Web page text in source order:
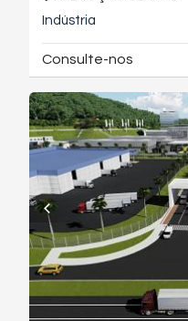
Indústria
Consulte-nos